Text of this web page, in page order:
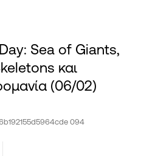
Sea of Giants,
και
(06/02)